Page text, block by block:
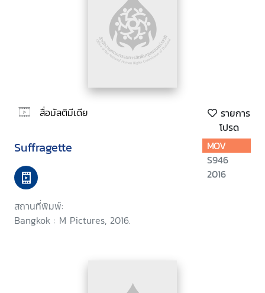
สื่อมัลติมีเดีย
รายการ
โปรด
Suffragette
สถานที่พิมพ์:
Bangkok : M Pictures, 2016.
MOV
S946
2016